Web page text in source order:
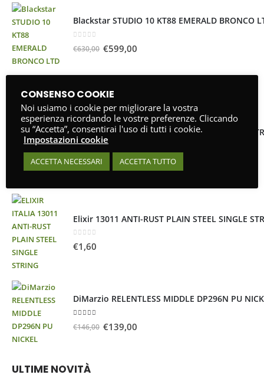
Blackstar STUDIO 10 KT88 EMERALD BRONCO
€630,00 €599,00
PRODOTTI PIÙ VENDUTI
Elixir 13009 ANTI-RUST PLAIN STEEL SINGLE
€1,60
Elixir 13011 ANTI-RUST PLAIN STEEL SINGLE
0Su 5
€1,60
DiMarzio RELENTLESS MIDDLE DP296N PU
€146,00 €139,00
ULTIME NOVITÀ
CONSENSO COOKIE
Noi usiamo i cookie per migliorare la vostra
esperienza ricordando le vostre preferenze. Cliccando
su “Accetta”, consentirai l'uso di tutti i cookie.
Impostazioni cookie
ACCETTA NECESSARI ACCETTA TUTTO